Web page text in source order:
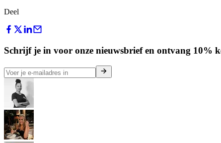
Deel
Schrijf je in voor onze nieuwsbrief en ontvang 10%